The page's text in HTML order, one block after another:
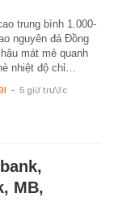
trung bình 1.000-
nguyên đá Đồng
mát mẻ quanh
nhiệt độ chỉ…
- 5 giờ trước
MB,